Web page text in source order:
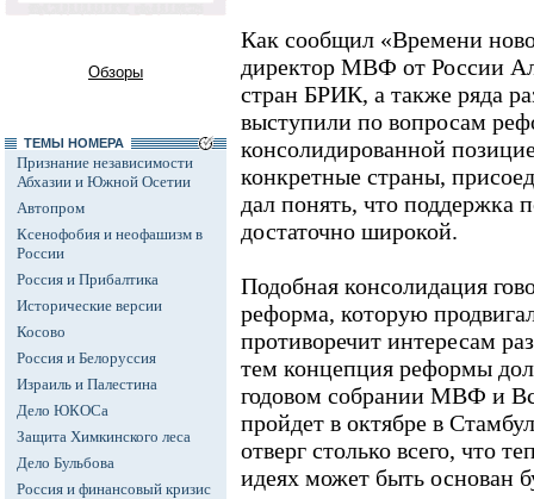
Обзоры
ТЕМЫ НОМЕРА
Признание независимости
Абхазии и Южной Осетии
Автопром
Ксенофобия и неофашизм в
России
Россия и Прибалтика
Исторические версии
Косово
Россия и Белоруссия
Израиль и Палестина
Дело ЮКОСа
Защита Химкинского леса
Дело Бульбова
Россия и финансовый кризис
Как сообщил «Времени
директор МВФ от России
стран БРИК, а также ряда
выступили по вопросам
консолидированной
конкретные страны,
дал понять, что поддержка
достаточно широкой.
Подобная консолидация
реформа, которую
противоречит интересам
тем концепция реформы
годовом собрании МВФ и
пройдет в октябре в
отверг столько всего, что
идеях может быть основан